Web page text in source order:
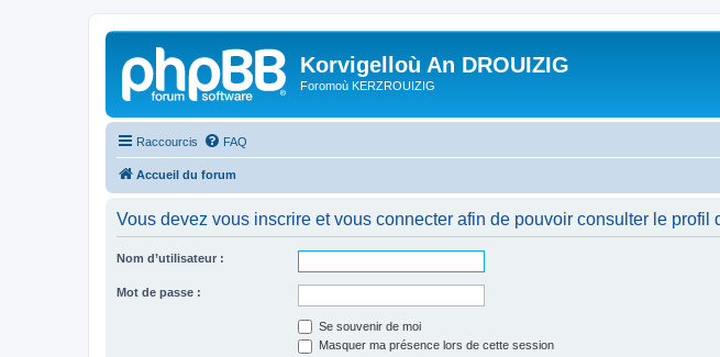
Korvigelloù An DROUIZIG
Foromoù KERZROUIZIG
Raccourcis FAQ
Accueil du forum
Vous devez vous inscrire et vous connecter afin de pouvoir consulter le profil
Nom d’utilisateur :
Mot de passe :
Se souvenir de moi
Masquer ma présence lors de cette session